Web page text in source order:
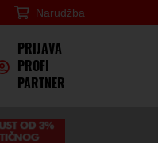
×
Narudžba
PRIJAVA
PROFI
PARTNER